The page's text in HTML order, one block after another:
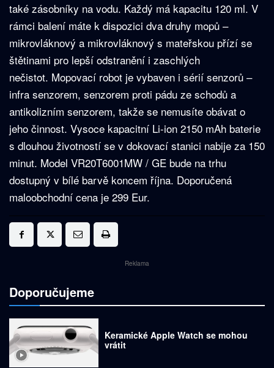
také zásobníky na vodu. Každý má kapacitu 120 ml. V
rámci balení máte k dispozici dva druhy mopů –
mikrovláknový a mikrovláknový s mateřskou přízí se
štětinami pro lepší odstranění i zaschlých
nečistot. Mopovací robot je vybaven i sérií senzorů –
infra senzorem, senzorem proti pádu ze schodů a
antikolizním senzorem, takže se nemusíte obávat o
jeho činnost. Vysoce kapacitní Li-ion 2150 mAh baterie
s dlouhou životností se v dokovací stanici nabije za 150
minut. Model VR20T6001MW / GE bude na trhu
dostupný v bílé barvě koncem října. Doporučená
maloobchodní cena je 299 Eur.
Reklama
Doporučujeme
Keramické Apple Watch se mohou
vrátit